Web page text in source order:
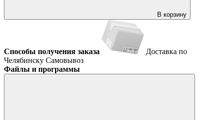
В корзину
Способы получения заказа
Доставка по
Челябинску Самовывоз
Файлы и программы